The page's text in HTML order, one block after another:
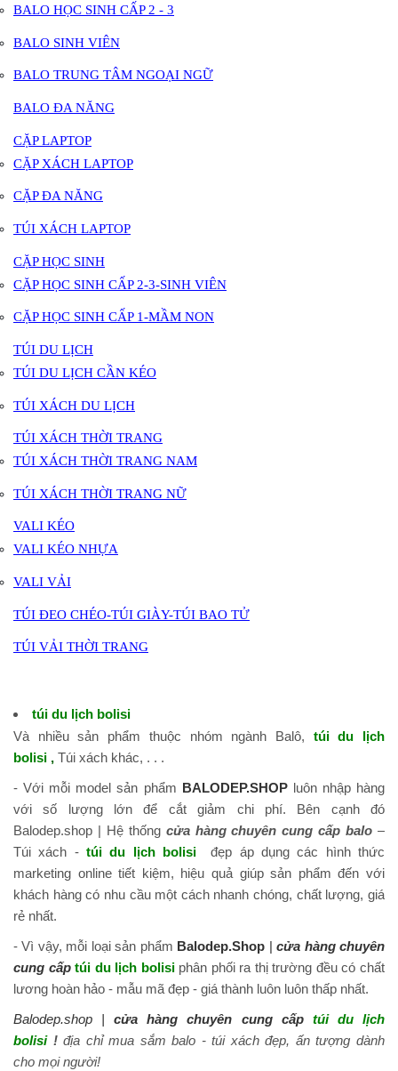
BALO HỌC SINH CẤP 2 - 3
BALO SINH VIÊN
BALO TRUNG TÂM NGOẠI NGỮ
BALO ĐA NĂNG
CẶP LAPTOP
CẶP XÁCH LAPTOP
CẶP ĐA NĂNG
TÚI XÁCH LAPTOP
CẶP HỌC SINH
CẶP HỌC SINH CẤP 2-3-SINH VIÊN
CẶP HỌC SINH CẤP 1-MẦM NON
TÚI DU LỊCH
TÚI DU LỊCH CẦN KÉO
TÚI XÁCH DU LỊCH
TÚI XÁCH THỜI TRANG
TÚI XÁCH THỜI TRANG NAM
TÚI XÁCH THỜI TRANG NỮ
VALI KÉO
VALI KÉO NHỰA
VALI VẢI
TÚI ĐEO CHÉO-TÚI GIÀY-TÚI BAO TỬ
TÚI VẢI THỜI TRANG
túi du lịch bolisi
Và nhiều sản phẩm thuộc nhóm ngành Balô, túi du lịch
bolisi , Túi xách khác, . . .
- Với mỗi model sản phẩm BALODEP.SHOP luôn nhập hàng
với số lượng lớn để cắt giảm chi phí. Bên cạnh đó
Balodep.shop | Hệ thống cửa hàng chuyên cung cấp balo –
Túi xách - túi du lịch bolisi
đẹp áp dụng các hình thức
marketing online tiết kiệm, hiệu quả giúp sản phẩm đến với
khách hàng có nhu cầu một cách nhanh chóng, chất lượng, giá
rẻ nhất.
- Vì vậy, mỗi loại sản phẩm Balodep.Shop |cửa hàng chuyên
cung cấptúi du lịch bolisi phân phối ra thị trường đều có chất
lương hoàn hảo - mẫu mã đẹp - giá thành luôn luôn thấp nhất.
Balodep.shop |cửa hàng chuyên cung cấp túi du lịch
bolisi !địa chỉ mua sắm balo - túi xách đẹp, ấn tượng dành
cho mọi người!